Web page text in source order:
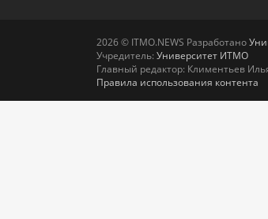
2026 © ITMO.NEWS Разработано
Учредитель: Университет ИТМО
Главный редактор: Климентьев
Правила использования контента